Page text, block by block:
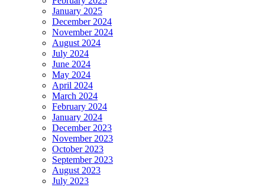
January 2025
December 2024
November 2024
August 2024
July 2024
June 2024
May 2024
April 2024
March 2024
February 2024
January 2024
December 2023
November 2023
October 2023
September 2023
August 2023
July 2023